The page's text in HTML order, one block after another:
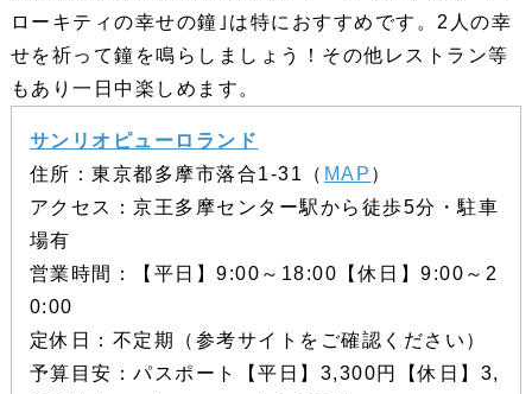
ローキティの幸せの鐘｣は特におすすめです。2人の幸
せを祈って鐘を鳴らしましょう！その他レストラン等
もあり一日中楽しめます。
サンリオピューロランド
住所：東京都多摩市落合1-31（ MAP ）
アクセス：京王多摩センター駅から徒歩5分・駐車
場有
営業時間：【平日】9:00～18:00【休日】9:00～2
0:00
定休日：不定期（参考サイトをご確認ください）
予算目安：パスポート【平日】3,300円【休日】3,